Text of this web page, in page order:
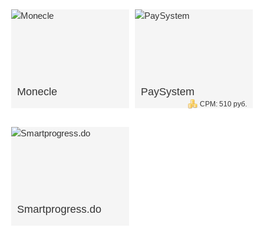
Monecle PaySystem
CPM: 510 руб.
Smartprogress.do